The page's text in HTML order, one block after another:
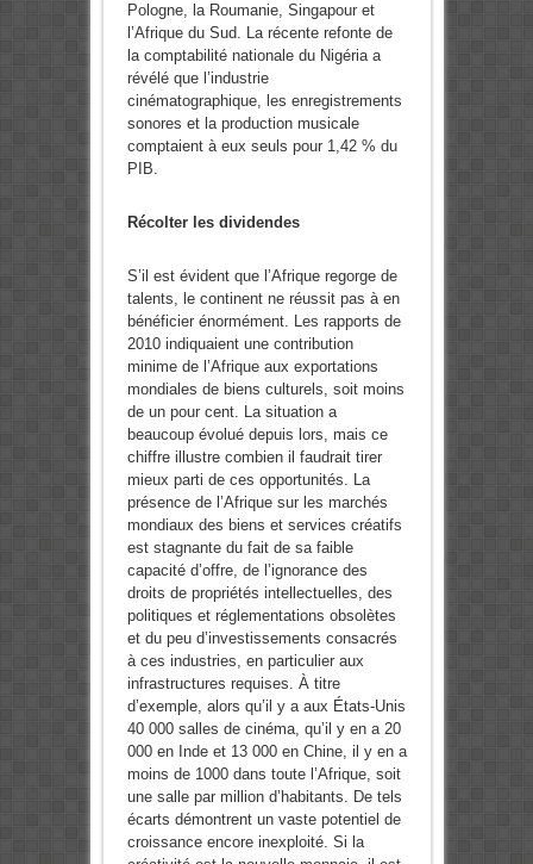
Pologne, la Roumanie, Singapour et
l’Afrique du Sud. La récente refonte de
la comptabilité nationale du Nigéria a
révélé que l’industrie
cinématographique, les enregistrements
sonores et la production musicale
comptaient à eux seuls pour 1,42 % du
PIB.
Récolter les dividendes
S’il est évident que l’Afrique regorge de
talents, le continent ne réussit pas à en
bénéficier énormément. Les rapports de
2010 indiquaient une contribution
minime de l’Afrique aux exportations
mondiales de biens culturels, soit moins
de un pour cent. La situation a
beaucoup évolué depuis lors, mais ce
chiffre illustre combien il faudrait tirer
mieux parti de ces opportunités. La
présence de l’Afrique sur les marchés
mondiaux des biens et services créatifs
est stagnante du fait de sa faible
capacité d’offre, de l’ignorance des
droits de propriétés intellectuelles, des
politiques et réglementations obsolètes
et du peu d’investissements consacrés
à ces industries, en particulier aux
infrastructures requises. À titre
d’exemple, alors qu’il y a aux États-Unis
40 000 salles de cinéma, qu’il y en a 20
000 en Inde et 13 000 en Chine, il y en a
moins de 1000 dans toute l’Afrique, soit
une salle par million d’habitants. De tels
écarts démontrent un vaste potentiel de
croissance encore inexploité. Si la